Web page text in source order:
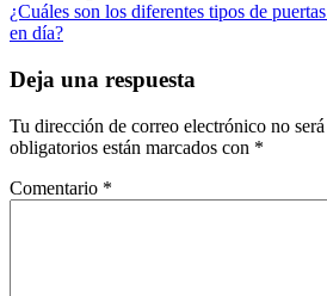
las
entradas
¿Cuáles son los diferentes tipos de
en día?
Deja una respuesta
Tu dirección de correo electrónico no
obligatorios están marcados con *
Comentario *